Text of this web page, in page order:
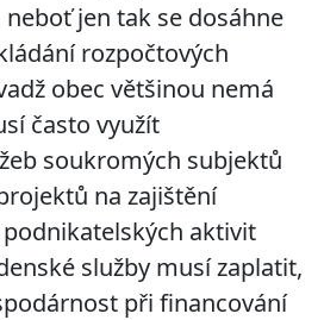
jen tak se dosáhne
rozpočtových
obec většinou nemá
často využít
soukromých subjektů
na zajištění
aktivit
služby musí zaplatit,
při financování